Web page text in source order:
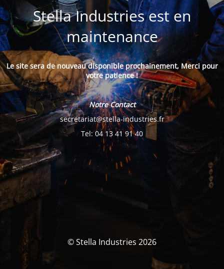
Stella Industries est en
maintenance
Le site sera de nouveau disponible prochainement, Merci pour
votre patience !
Notre Contact
secretariat@stella-industries.fr
Tel: 04 13 41 91 40
© Stella Industries 2026